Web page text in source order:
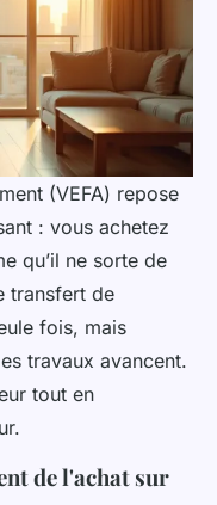
(VEFA) repose
: vous achetez
qu’il ne sorte de
transfert de
fois, mais
travaux avancent.
tout en
de l'achat sur